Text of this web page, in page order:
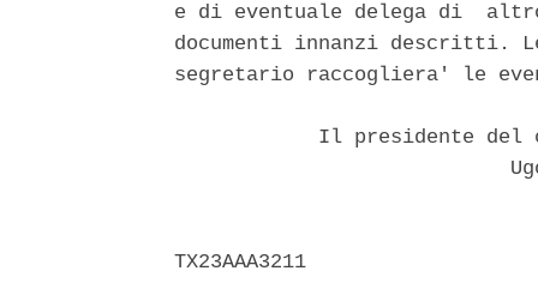
e di eventuale delega di
documenti innanzi descritti.
segretario raccogliera' le
Il presidente